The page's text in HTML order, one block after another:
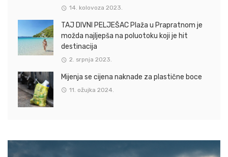
14. kolovoza 2023.
TAJ DIVNI PELJEŠAC Plaža u Prapratnom je
možda najljepša na poluotoku koji je hit
destinacija
2. srpnja 2023.
Mijenja se cijena naknade za plastične boce
11. ožujka 2024.